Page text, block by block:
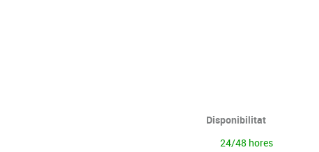
Disponibilitat
24/48 hores